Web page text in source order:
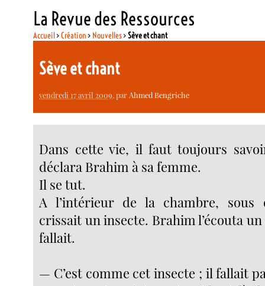
La Revue des Ressources
Accueil>Création > Nouvelles>Sève et chant
Sève et chant
vendredi 17 avril 2009, parAhmed Bengriche
Dans cette vie, il faut toujours
déclara Brahim à sa femme.
Il se tut.
A l’intérieur de la chambre, sous
crissait un insecte. Brahim l’écouta
fallait.
— C’est comme cet insecte ; il fallait